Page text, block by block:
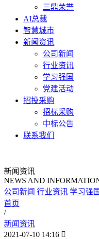
三鼎荣誉
AI总裁
智慧城市
新闻资讯
公司新闻
行业资讯
学习强国
党建活动
招投采购
招标采购
中标公告
联系我们
新闻资讯
NEWS AND
公司新闻 行业资讯 学习强国
首页
/
新闻资讯
2021-07-10 14:16 